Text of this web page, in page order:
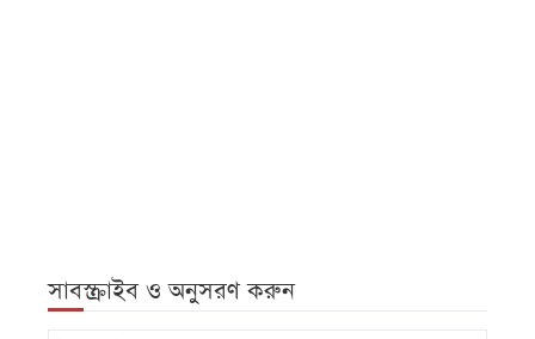
সাবস্ক্রাইব ও অনুসরণ করুন